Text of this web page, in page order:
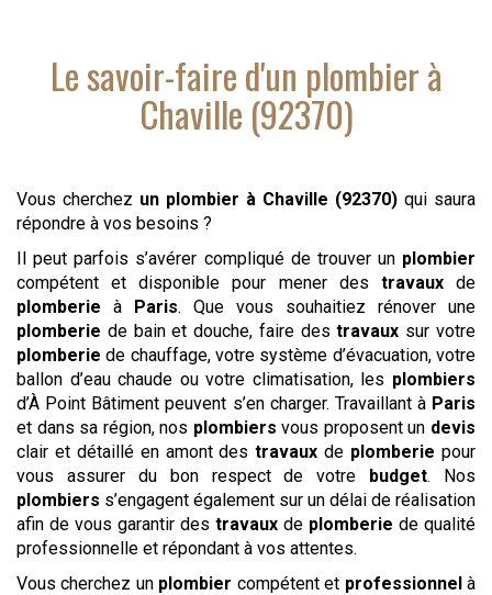
Le savoir-faire d'un plombierà
Chaville (92370)
Vous cherchez un plombier à Chaville (92370) qui saura
répondre à vos besoins ?
Il peut parfois s’avérer compliqué de trouver un plombier
compétent et disponible pour mener des travauxde
plomberie à Paris. Que vous souhaitiez rénover une
plomberie de bain et douche, faire destravaux sur votre
plomberie de chauffage, votre système d’évacuation, votre
ballon d’eau chaude ou votre climatisation, les plombiers
d’À Point Bâtiment peuvent s’en charger. Travaillant à Paris
et dans sa région, nos plombiers vous proposent un devis
clair et détaillé en amont destravaux de plomberie pour
vous assurer du bon respect de votre budget. Nos
plombiers s’engagent également sur un délai de réalisation
afin de vous garantir des travaux de plomberie de qualité
professionnelle et répondant à vos attentes.
Vous cherchez un plombier compétent et professionnelà